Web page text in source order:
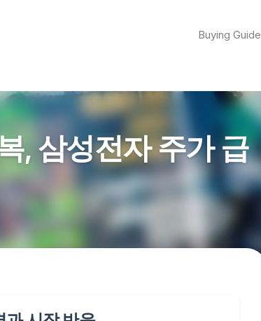
Buying Guide
, 삼성전자 주가 급